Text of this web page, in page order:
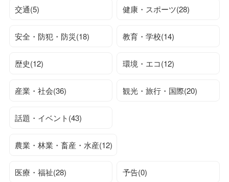
交通(5) 健康・スポーツ(28)
安全・防犯・防災(18) 教育・学校(14)
歴史(12) 環境・エコ(12)
産業・社会(36) 観光・旅行・国際(20)
話題・イベント(43)
農業・林業・畜産・水産(12)
医療・福祉(28) 予告(0)